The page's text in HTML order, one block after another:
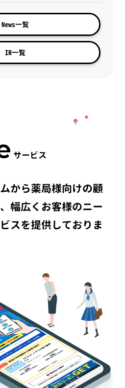
News一覧
IR一覧
サービス
から薬局様向けの顧
幅広くお客様のニー
スを提供しておりま